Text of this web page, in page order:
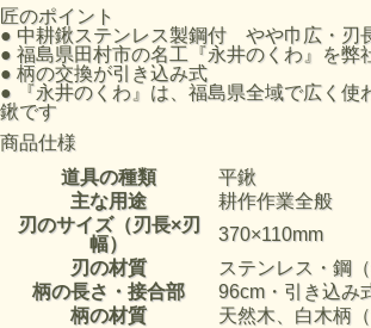
匠のポイント
● 中耕鍬ステンレス製鋼付 やや巾広・刃
● 福島県田村市の名工『永井のくわ』を弊
● 柄の交換が引き込み式
●
『永井のくわ』は、福島県全域で広く使
鍬です
商品仕様
道具の種類
平鍬
主な用途
耕作作業全般
刃のサイズ（刃長×刃
幅）
370×110mm
刃の材質
ステンレス・鋼（
柄の長さ・接合部
96cm・引き込み
柄の材質
天然木、白木柄（